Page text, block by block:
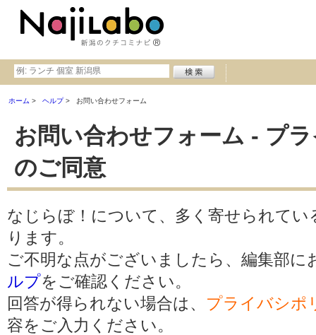
ホーム ヘルプ お問い合わせフォーム
お問い合わせフォーム - プ
のご同意
なじらぼ！について、多く寄せられてい
ります。
ご不明な点がございましたら、編集部
ルプをご確認ください。
回答が得られない場合は、 プライバシポ
容をご入力ください。